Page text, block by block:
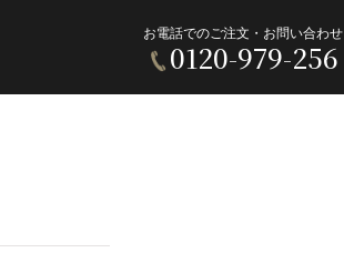
お電話でのご注文・お問い合わせ
0120-979-256